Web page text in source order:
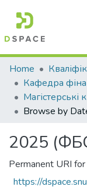
Communities &
All of DSpace
Home
Browse by
2025
Permanent URI
https://